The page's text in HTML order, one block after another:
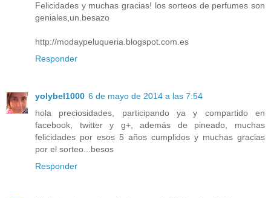
Felicidades y muchas gracias! los sorteos de perfumes son
geniales,un.besazo
http://modaypeluqueria.blogspot.com.es
Responder
yolybel1000 6 de mayo de 2014 a las 7:54
hola preciosidades, participando ya y compartido en
facebook, twitter y g+, además de pineado, muchas
felicidades por esos 5 años cumplidos y muchas gracias
por el sorteo...besos
Responder